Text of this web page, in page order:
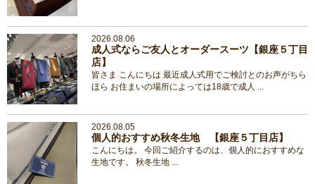
2026.08.06
成人式ならご友人とオーダースーツ【銀座５丁目
店】
皆さま こんにちは 最近成人式用でご検討とのお声がちら
ほら お住まいの場所によっては18歳で成人 ...
2026.08.05
個人的おすすめ秋冬生地 【銀座５丁目店】
こんにちは。 今回ご紹介するのは、個人的におすすめな
生地です。 秋冬生地 ...